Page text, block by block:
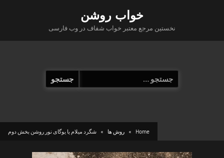
خواب روشن
نخستین مرجع معتبر خواب شفاف در وب فارسی
جستجو
برای:
Home روش ها شگرد میلام یا یوگای نور روشن بخش دوم